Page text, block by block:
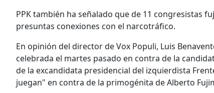
PPK también ha señalado que de 11 congresistas
presuntas conexiones con el narcotráfico.
En opinión del director de Vox Populi, Luis
celebrada el martes pasado en contra de la
de la excandidata presidencial del izquierdista
juegan" en contra de la primogénita de Alberto